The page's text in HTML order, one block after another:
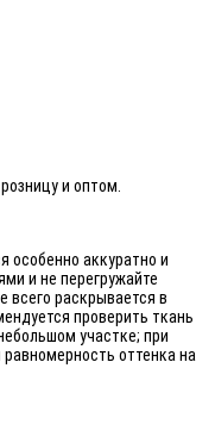
и оптом.
особенно аккуратно и
и не перегружайте
всего раскрывается в
проверить ткань
участке; при
оттенка на